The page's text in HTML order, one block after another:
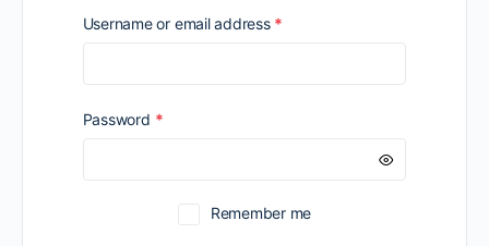
Username or email address *
Password *Required
Remember me